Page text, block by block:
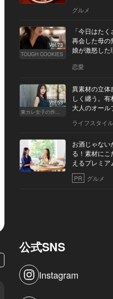
グルメ
Vol.73
TOUGH COOKIES
「今日はた
再会した母の
娘が激怒した
恋愛
Vol.53
東カレ女子の作り方
異素材の立体
しく纏う。有
大人のオー
ライフスタイル
お酒じゃない
る！素材に
えるプレミ
PR グルメ
公式SNS
Instagram